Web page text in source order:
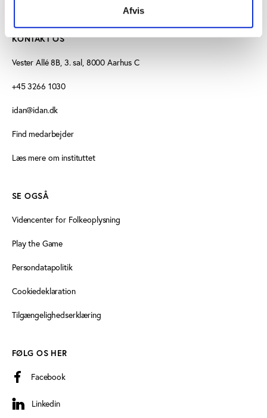
Afvis
KONTAKT OS
Vester Allé 8B, 3. sal, 8000 Aarhus C
+45 3266 1030
idan@idan.dk
Find medarbejder
Læs mere om instituttet
SE OGSÅ
Videncenter for Folkeoplysning
Play the Game
Persondatapolitik
Cookiedeklaration
Tilgængelighedserklæring
FØLG OS HER
Facebook
Linkedin
Linkedin